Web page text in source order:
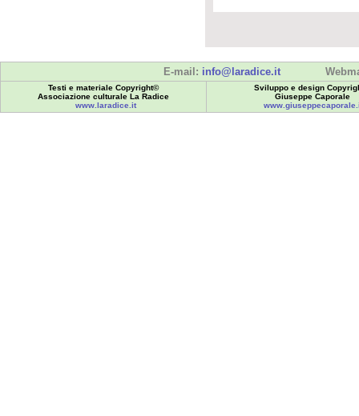
E-mail: info@laradice.it
Testi e materiale Copyright©
Associazione culturale La Radice
www.laradice.it
Sviluppo e design
Giuseppe Caporale